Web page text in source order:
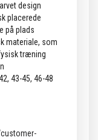
design
placerede
på plads
materiale, som
træning
43-45, 46-48